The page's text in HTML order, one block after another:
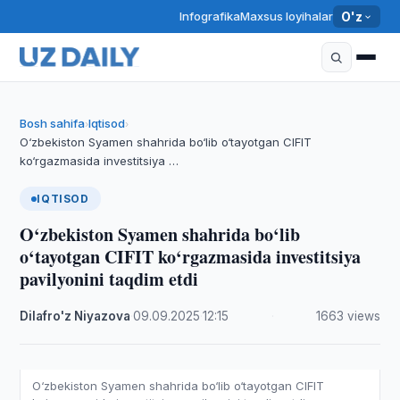
InfografikaMaxsus loyihalar O'z
Bosh sahifa›Iqtisod›
O‘zbekiston Syamen shahrida bo‘lib o‘tayotgan CIFIT
ko‘rgazmasida investitsiya …
IQTISOD
O‘zbekiston Syamen shahrida bo‘lib
o‘tayotgan CIFIT ko‘rgazmasida investitsiya
pavilyonini taqdim etdi
Dilafro'z Niyazova ·09.09.2025 ·12:15 1663 views
O‘zbekiston Syamen shahrida bo‘lib o‘tayotgan CIFIT